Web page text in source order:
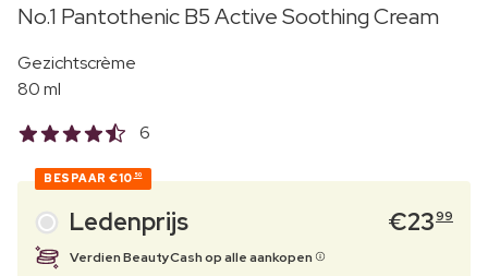
No.1 Pantothenic B5 Active Soothing Cream
Gezichtscrème
80 ml
6
BESPAAR €10 50
Ledenprijs €2399
Verdien BeautyCash op alle aankopen